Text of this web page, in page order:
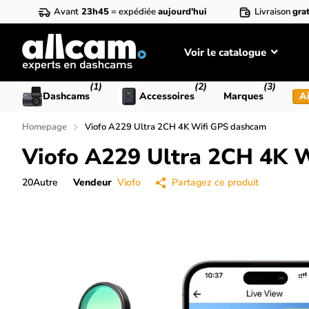
Avant 23h45= expédiéeaujourd'hui Livraison
Voir le catalogue
Dashcams
(1)
Accessoires
(2)
Marques
(3)
Homepage Viofo A229 Ultra 2CH 4K Wifi GPS dashcam
Viofo A229 Ultra 2CH 4K
20Autre Vendeur Viofo Partagez ce produit